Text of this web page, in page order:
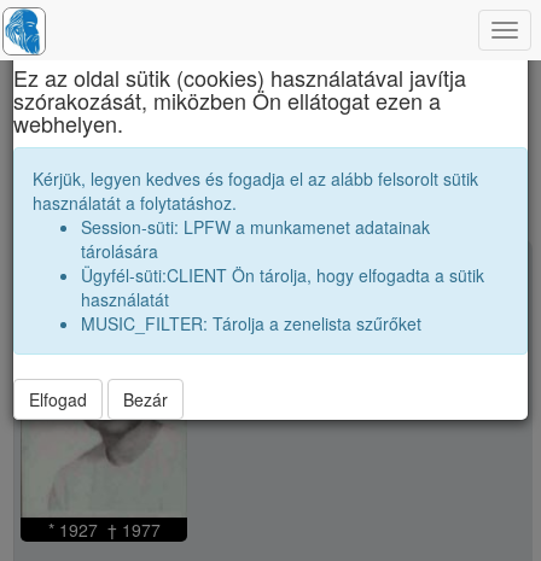
Brassai Sámuel Líceum
Bendorfeanu Doina
* 1927 † 1977
×
Ez az oldal sütik (cookies) használatával javítja
szórakozását, miközben Ön ellátogat ezen a
webhelyen.
Kérjük, legyen kedves és fogadja el az alább felsorolt sütik
használatát a folytatáshoz.
Session-süti: LPFW a munkamenet adatainak
tárolására
Ügyfél-süti:CLIENT Ön tárolja, hogy elfogadta a sütik
használatát
MUSIC_FILTER: Tárolja a zenelista szűrőket
Elfogad Bezár